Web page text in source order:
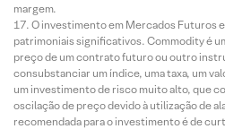
margem.
O investimento em Mercados Futuros
patrimoniais significativos. Commodity é
preço de um contrato futuro ou outro
consubstanciar um índice, uma taxa, um
um investimento de risco muito alto, que
oscilação de preço devido à utilização de
recomendada para o investimento é de